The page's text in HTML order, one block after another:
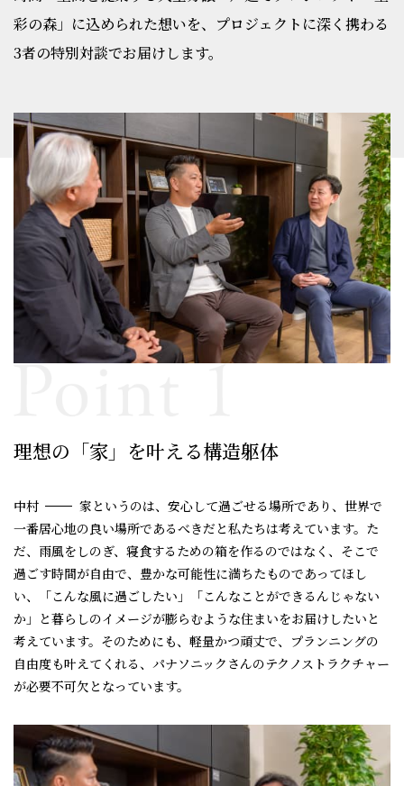
彩の森」に込められた想いを、プロジェクトに深く携わる
3者の特別対談でお届けします。
理想の「家」を叶える構造躯体
中村
家というのは、安心して過ごせる場所であり、世界で
一番居心地の良い場所であるべきだと私たちは考えています。た
だ、雨風をしのぎ、寝食するための箱を作るのではなく、そこで
過ごす時間が自由で、豊かな可能性に満ちたものであってほし
い、「こんな風に過ごしたい」「こんなことができるんじゃない
か」と暮らしのイメージが膨らむような住まいをお届けしたいと
考えています。そのためにも、軽量かつ頑丈で、プランニングの
自由度も叶えてくれる、パナソニックさんのテクノストラクチャー
が必要不可欠となっています。